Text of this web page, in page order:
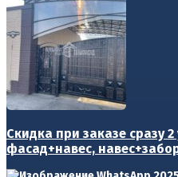
Скидка при заказе сразу
фасад+навес,